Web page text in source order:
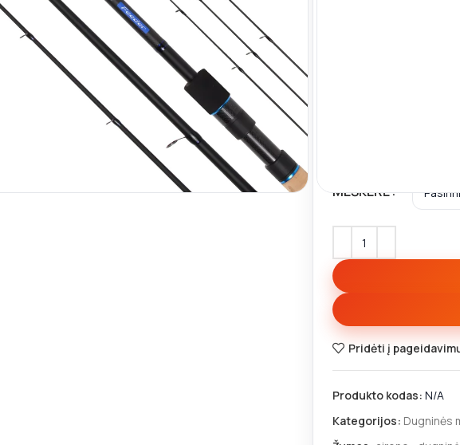
Spustelėkite norėdami padidinti
Iki nemokamo
Dugninė Meškerė
MEŠKERĖ
Pridėti į
Produkto kodas: N/A
Kategorijos: Dugninės